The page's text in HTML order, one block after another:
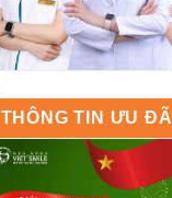
THÔNG TIN ƯU ĐÃI